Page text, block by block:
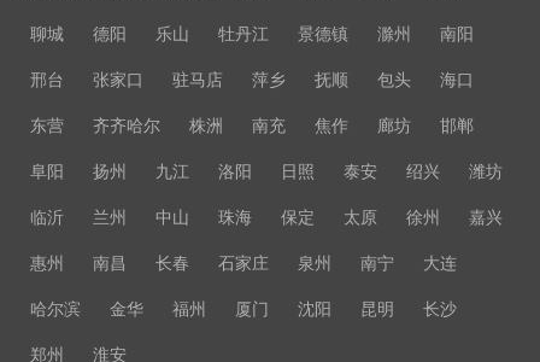
聊城 德阳 乐山 牡丹江 景德镇 滁州 南阳
邢台 张家口 驻马店 萍乡 抚顺 包头 海口
东营 齐齐哈尔 株洲 南充 焦作 廊坊 邯郸
阜阳 扬州 九江 洛阳 日照 泰安 绍兴 潍坊
临沂 兰州 中山 珠海 保定 太原 徐州 嘉兴
惠州 南昌 长春 石家庄 泉州 南宁 大连
哈尔滨 金华 福州 厦门 沈阳 昆明 长沙
郑州 淮安